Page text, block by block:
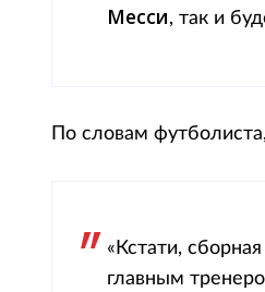
Месси, так и
По словам
«Кстати,
главным